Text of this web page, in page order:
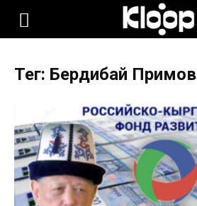
KLOOP.KG
Новости
Кыргызстана
Тег: Бердибай Примов